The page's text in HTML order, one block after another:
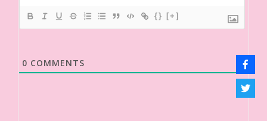
{} [+]
0 COMMENTS